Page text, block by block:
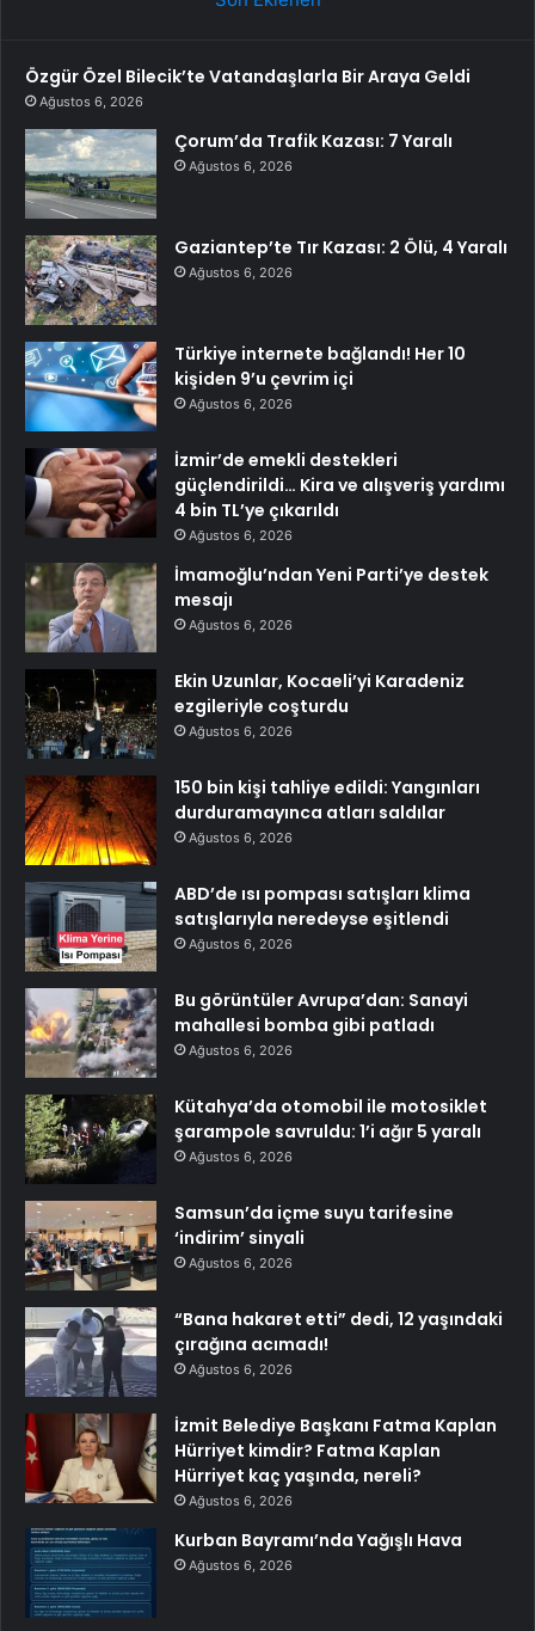
Özgür Özel Bilecik’te Vatandaşlarla Bir Araya Geldi
Ağustos 6, 2026
Çorum’da Trafik Kazası: 7 Yaralı
Ağustos 6, 2026
Gaziantep’te Tır Kazası: 2 Ölü, 4 Yaralı
Ağustos 6, 2026
Türkiye internete bağlandı! Her 10
kişiden 9’u çevrim içi
Ağustos 6, 2026
İzmir’de emekli destekleri
güçlendirildi… Kira ve alışveriş yardımı
4 bin TL’ye çıkarıldı
Ağustos 6, 2026
İmamoğlu’ndan Yeni Parti’ye destek
mesajı
Ağustos 6, 2026
Ekin Uzunlar, Kocaeli’yi Karadeniz
ezgileriyle coşturdu
Ağustos 6, 2026
150 bin kişi tahliye edildi: Yangınları
durduramayınca atları saldılar
Ağustos 6, 2026
ABD’de ısı pompası satışları klima
satışlarıyla neredeyse eşitlendi
Ağustos 6, 2026
Bu görüntüler Avrupa’dan: Sanayi
mahallesi bomba gibi patladı
Ağustos 6, 2026
Kütahya’da otomobil ile motosiklet
şarampole savruldu: 1’i ağır 5 yaralı
Ağustos 6, 2026
Samsun’da içme suyu tarifesine
‘indirim’ sinyali
Ağustos 6, 2026
“Bana hakaret etti” dedi, 12 yaşındaki
çırağına acımadı!
Ağustos 6, 2026
İzmit Belediye Başkanı Fatma Kaplan
Hürriyet kimdir? Fatma Kaplan
Hürriyet kaç yaşında, nereli?
Ağustos 6, 2026
Kurban Bayramı’nda Yağışlı Hava
Ağustos 6, 2026